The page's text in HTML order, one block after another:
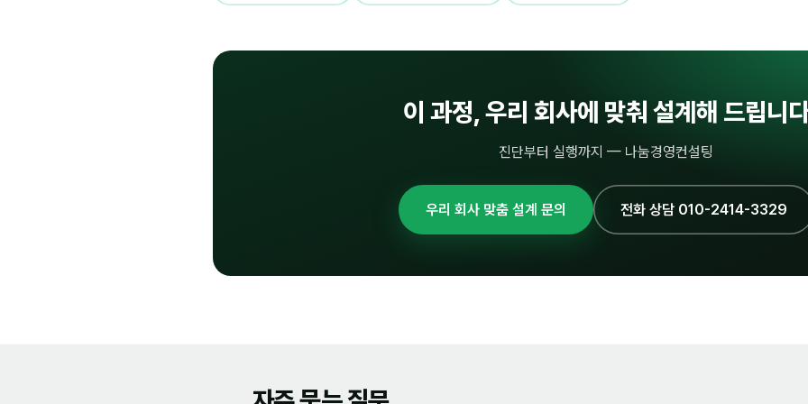
이 과정, 우리 회사에 맞춰 설계해 드립니
진단부터 실행까지 — 나눔경영컨설팅
우리 회사 맞춤 설계 문의 전화 상담 010-2414-3329